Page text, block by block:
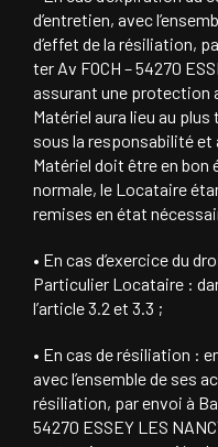
d’entretien, avec
d’effet de la résiliation,
ter Av FOCH – 54270
assurant une protection
Matériel aura lieu au
sous la responsabilité
Matériel doit être en bon
normale, le Locataire
remises en état
• En cas d’exercice du
Particulier Locataire :
l’article 3.2 et 3.3 ;
• En cas de résiliation :
avec l’ensemble de ses
résiliation, par envoi à
54270 ESSEY LES